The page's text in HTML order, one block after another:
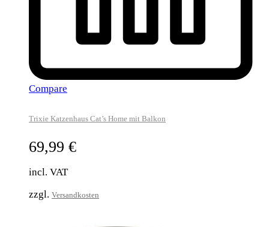
Compare
Trixie Katzenhaus Cat’s Home mit Balkon
69,99 €
incl. VAT
zzgl. Versandkosten